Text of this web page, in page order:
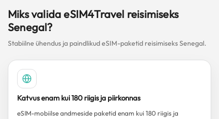
Miks valida eSIM4Travel reisimiseks
Senegal?
Stabiilne ühendus ja paindlikud eSIM-paketid reisimiseks Senegal.
Katvus enam kui 180 riigis ja piirkonnas
eSIM-mobiilse andmeside paketid enam kui 180 riigis ja